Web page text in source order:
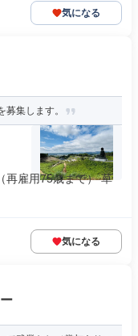
気になる
集します。
再雇用75歳まで） 草
気になる